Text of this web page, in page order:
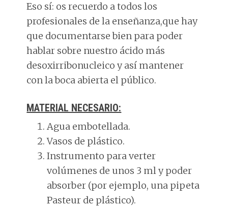
Eso sí: os recuerdo a todos los
profesionales de la enseñanza,que hay
que documentarse bien para poder
hablar sobre nuestro ácido más
desoxirribonucleico y así mantener
con la boca abierta el público.
MATERIAL NECESARIO:
Agua embotellada.
Vasos de plástico.
Instrumento para verter
volúmenes de unos 3 ml y poder
absorber (por ejemplo, una pipeta
Pasteur de plástico).